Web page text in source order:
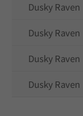
Dusky Raven
Dusky Raven
Dusky Raven
Dusky Raven